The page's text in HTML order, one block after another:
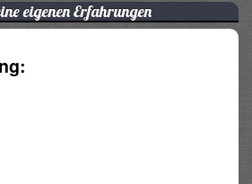
eigenen Erfahrungen